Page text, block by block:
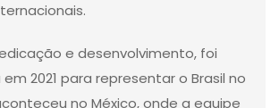
e desenvolvimento, foi
2021 para representar o Brasil no
no México, onde a equipe